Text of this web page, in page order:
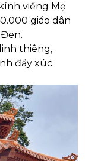
viếng Mẹ
giáo dân
thiêng,
đầy xúc